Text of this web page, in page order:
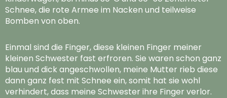
Schnee, die rote Armee im Nacken und teilweise
Bomben von oben.
Einmal sind die Finger, diese kleinen Finger meiner
kleinen Schwester fast erfroren. Sie waren schon ganz
blau und dick angeschwollen, meine Mutter rieb diese
dann ganz fest mit Schnee ein, somit hat sie wohl
verhindert, dass meine Schwester ihre Finger verlor.